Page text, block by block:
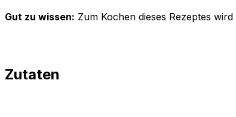
Gut zu wissen: Zum Kochen dieses Rezeptes wird
Zutaten